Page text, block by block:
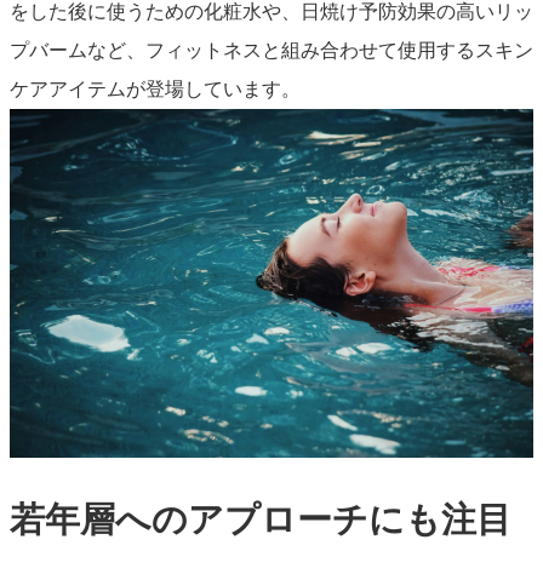
をした後に使うための化粧水や、日焼け予防効果の高いリッ
プバームなど、フィットネスと組み合わせて使用するスキン
ケアアイテムが登場しています。
若年層へのアプローチにも注目